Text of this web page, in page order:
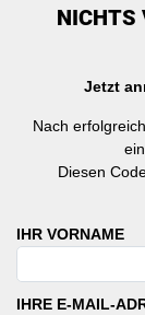
NICHTS
Jetzt
Nach
Diesen
IHR VORNAME
IHRE E-MAIL-